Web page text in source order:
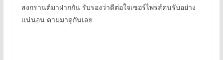
สงกรานต์มาฝากกัน รับรองว่าดีต่อใจเซอร์ไพรส์คนรับอย่าง
แน่นอน ตามมาดูกันเลย